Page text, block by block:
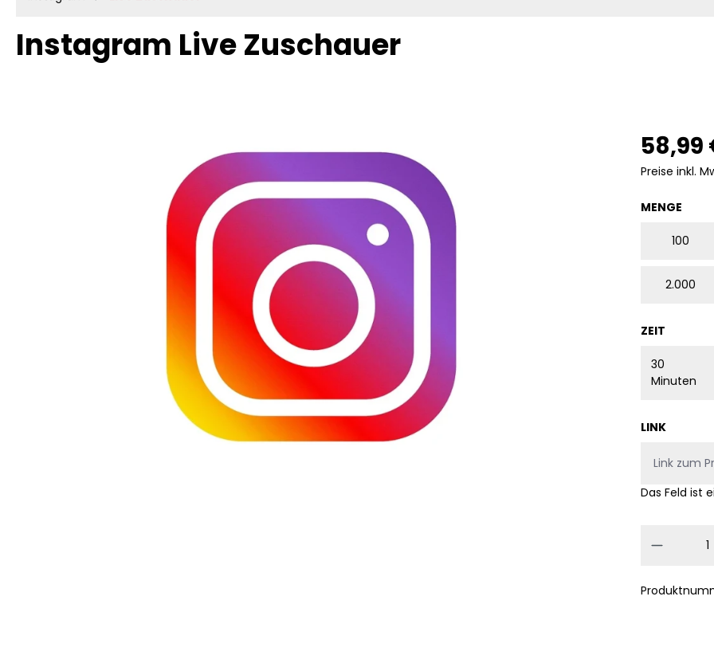
Instagram Live Zuschauer
58,99
Preise inkl.
MENGE
100
2.000
ZEIT
30
Minuten
LINK
Das Feld ist